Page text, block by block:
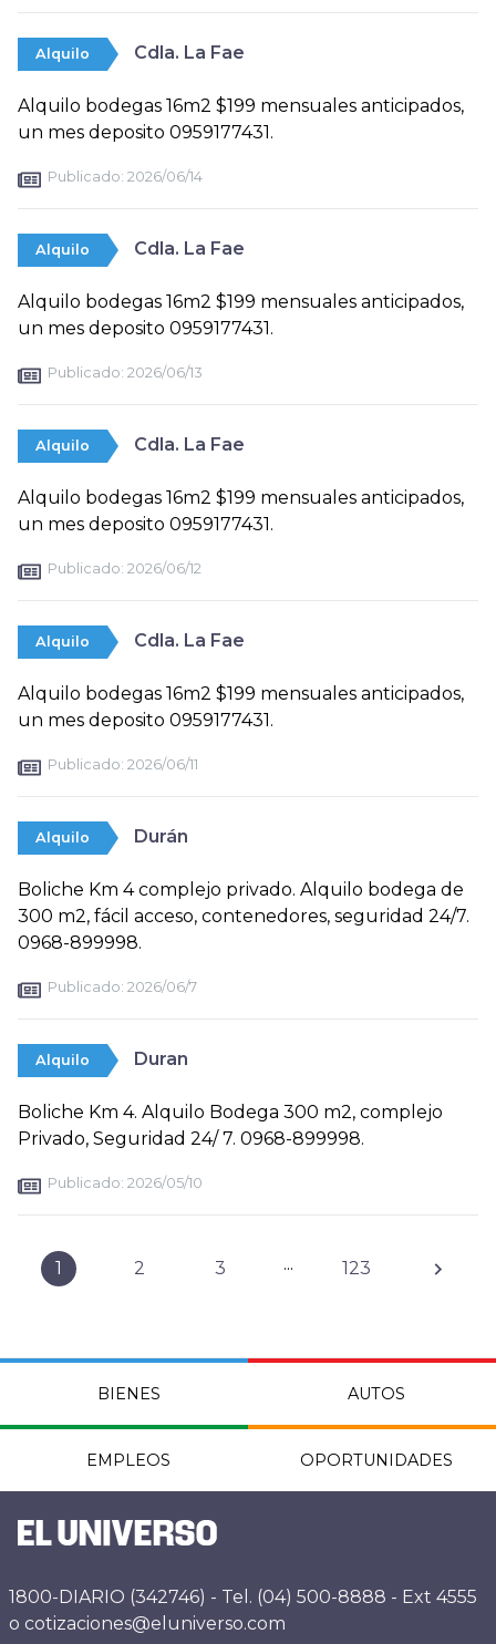
Alquilo Cdla. La Fae
Alquilo bodegas 16m2 $199 mensuales anticipados,
un mes deposito 0959177431.
Publicado: 2026/06/14
Alquilo Cdla. La Fae
Alquilo bodegas 16m2 $199 mensuales anticipados,
un mes deposito 0959177431.
Publicado: 2026/06/13
Alquilo Cdla. La Fae
Alquilo bodegas 16m2 $199 mensuales anticipados,
un mes deposito 0959177431.
Publicado: 2026/06/12
Alquilo Cdla. La Fae
Alquilo bodegas 16m2 $199 mensuales anticipados,
un mes deposito 0959177431.
Publicado: 2026/06/11
Alquilo Durán
Boliche Km 4 complejo privado. Alquilo bodega de
300 m2, fácil acceso, contenedores, seguridad 24/7.
0968-899998.
Publicado: 2026/06/7
Alquilo Duran
Boliche Km 4. Alquilo Bodega 300 m2, complejo
Privado, Seguridad 24/ 7. 0968-899998.
Publicado: 2026/05/10
1 2 3 ... 123
BIENES AUTOS
EMPLEOS OPORTUNIDADES
1800-DIARIO (342746) - Tel. (04) 500-8888 - Ext 4555
o cotizaciones@eluniverso.com